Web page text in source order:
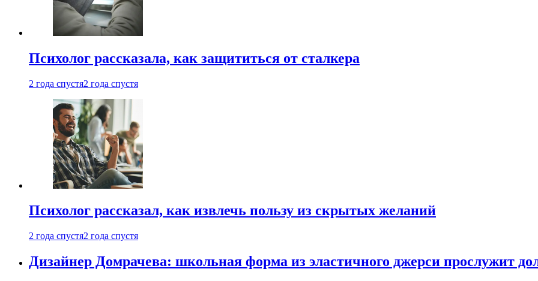
Психолог рассказала, как защититься от сталкера
2 года спустя2 года спустя
Психолог рассказал, как извлечь пользу из скрытых желаний
2 года спустя2 года спустя
Дизайнер Домрачева: школьная форма из эластичного джерси прослужит